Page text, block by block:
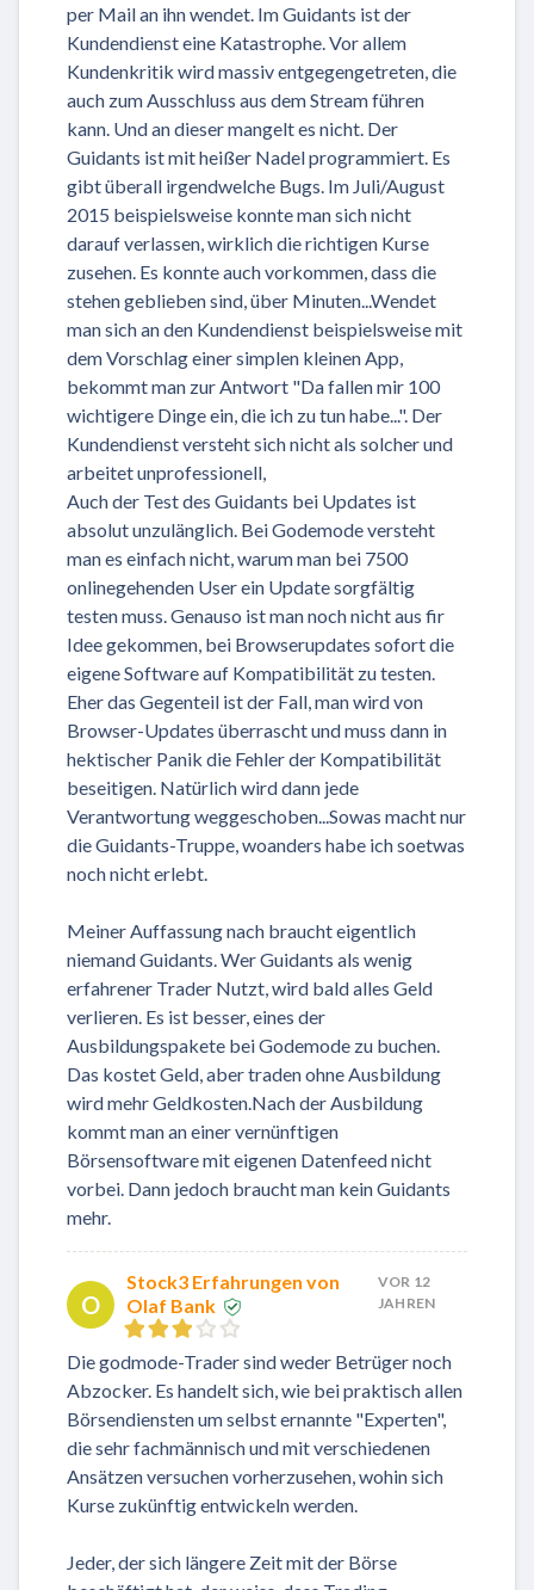
per Mail an ihn wendet. Im Guidants ist der
Kundendienst eine Katastrophe. Vor allem
Kundenkritik wird massiv entgegengetreten, die
auch zum Ausschluss aus dem Stream führen
kann. Und an dieser mangelt es nicht. Der
Guidants ist mit heißer Nadel programmiert. Es
gibt überall irgendwelche Bugs. Im Juli/August
2015 beispielsweise konnte man sich nicht
darauf verlassen, wirklich die richtigen Kurse
zusehen. Es konnte auch vorkommen, dass die
stehen geblieben sind, über Minuten...Wendet
man sich an den Kundendienst beispielsweise mit
dem Vorschlag einer simplen kleinen App,
bekommt man zur Antwort "Da fallen mir 100
wichtigere Dinge ein, die ich zu tun habe...". Der
Kundendienst versteht sich nicht als solcher und
arbeitet unprofessionell,
Auch der Test des Guidants bei Updates ist
absolut unzulänglich. Bei Godemode versteht
man es einfach nicht, warum man bei 7500
onlinegehenden User ein Update sorgfältig
testen muss. Genauso ist man noch nicht aus fir
Idee gekommen, bei Browserupdates sofort die
eigene Software auf Kompatibilität zu testen.
Eher das Gegenteil ist der Fall, man wird von
Browser-Updates überrascht und muss dann in
hektischer Panik die Fehler der Kompatibilität
beseitigen. Natürlich wird dann jede
Verantwortung weggeschoben...Sowas macht nur
die Guidants-Truppe, woanders habe ich soetwas
noch nicht erlebt.
Meiner Auffassung nach braucht eigentlich
niemand Guidants. Wer Guidants als wenig
erfahrener Trader Nutzt, wird bald alles Geld
verlieren. Es ist besser, eines der
Ausbildungspakete bei Godemode zu buchen.
Das kostet Geld, aber traden ohne Ausbildung
wird mehr Geldkosten.Nach der Ausbildung
kommt man an einer vernünftigen
Börsensoftware mit eigenen Datenfeed nicht
vorbei. Dann jedoch braucht man kein Guidants
mehr.
O
Stock3 Erfahrungen von
Olaf Bank
VOR 12
JAHREN
Die godmode-Trader sind weder Betrüger noch
Abzocker. Es handelt sich, wie bei praktisch allen
Börsendiensten um selbst ernannte "Experten",
die sehr fachmännisch und mit verschiedenen
Ansätzen versuchen vorherzusehen, wohin sich
Kurse zukünftig entwickeln werden.
Jeder, der sich längere Zeit mit der Börse